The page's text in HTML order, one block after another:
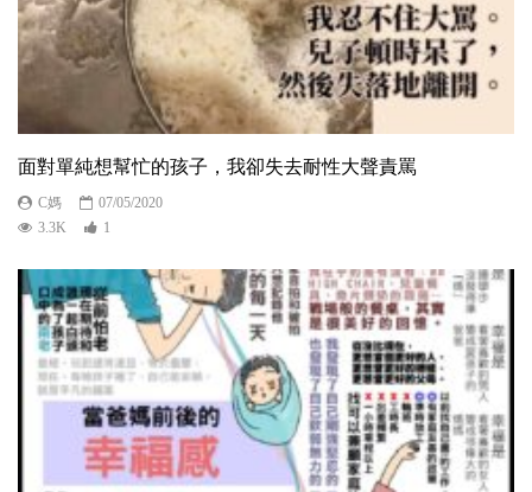
面對單純想幫忙的孩子，我卻失去耐性大聲責罵
C媽
07/05/2020
3.3K
1